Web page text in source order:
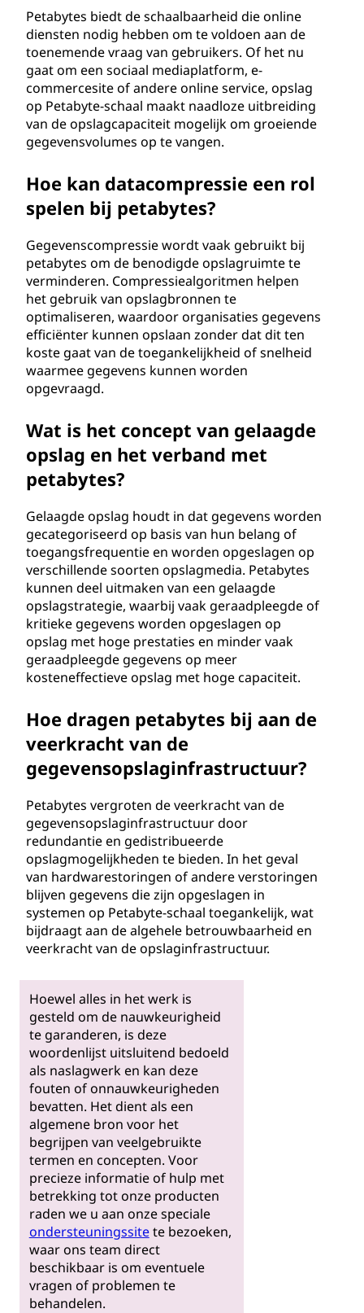
Petabytes biedt de schaalbaarheid die online
diensten nodig hebben om te voldoen aan de
toenemende vraag van gebruikers. Of het nu
gaat om een sociaal mediaplatform, e-
commercesite of andere online service, opslag
op Petabyte-schaal maakt naadloze uitbreiding
van de opslagcapaciteit mogelijk om groeiende
gegevensvolumes op te vangen.
Hoe kan datacompressie een rol
spelen bij petabytes?
Gegevenscompressie wordt vaak gebruikt bij
petabytes om de benodigde opslagruimte te
verminderen. Compressiealgoritmen helpen
het gebruik van opslagbronnen te
optimaliseren, waardoor organisaties gegevens
efficiënter kunnen opslaan zonder dat dit ten
koste gaat van de toegankelijkheid of snelheid
waarmee gegevens kunnen worden
opgevraagd.
Wat is het concept van gelaagde
opslag en het verband met
petabytes?
Gelaagde opslag houdt in dat gegevens worden
gecategoriseerd op basis van hun belang of
toegangsfrequentie en worden opgeslagen op
verschillende soorten opslagmedia. Petabytes
kunnen deel uitmaken van een gelaagde
opslagstrategie, waarbij vaak geraadpleegde of
kritieke gegevens worden opgeslagen op
opslag met hoge prestaties en minder vaak
geraadpleegde gegevens op meer
kosteneffectieve opslag met hoge capaciteit.
Hoe dragen petabytes bij aan de
veerkracht van de
gegevensopslaginfrastructuur?
Petabytes vergroten de veerkracht van de
gegevensopslaginfrastructuur door
redundantie en gedistribueerde
opslagmogelijkheden te bieden. In het geval
van hardwarestoringen of andere verstoringen
blijven gegevens die zijn opgeslagen in
systemen op Petabyte-schaal toegankelijk, wat
bijdraagt aan de algehele betrouwbaarheid en
veerkracht van de opslaginfrastructuur.
Hoewel alles in het werk is
gesteld om de nauwkeurigheid
te garanderen, is deze
woordenlijst uitsluitend bedoeld
als naslagwerk en kan deze
fouten of onnauwkeurigheden
bevatten. Het dient als een
algemene bron voor het
begrijpen van veelgebruikte
termen en concepten. Voor
precieze informatie of hulp met
betrekking tot onze producten
raden we u aan onze speciale
ondersteuningssitete bezoeken,
waar ons team direct
beschikbaar is om eventuele
vragen of problemen te
behandelen.